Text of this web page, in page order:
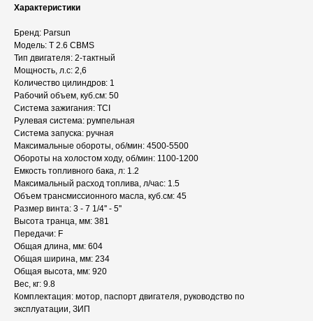
Характеристики
Бренд: Parsun
Модель: T 2.6 CBMS
Тип двигателя: 2-тактный
Мощность, л.с: 2,6
Количество цилиндров: 1
Рабочий объем, куб.см: 50
Система зажигания: TCI
Рулевая система: румпельная
Система запуска: ручная
Максимальные обороты, об/мин: 4500-5500
Обороты на холостом ходу, об/мин: 1100-1200
Емкость топливного бака, л: 1.2
Максимальный расход топлива, л/час: 1.5
Объем трансмиссионного масла, куб.см: 45
Размер винта: 3 - 7 1/4'' - 5''
Высота транца, мм: 381
Передачи: F
Общая длина, мм: 604
Общая ширина, мм: 234
Общая высота, мм: 920
Вес, кг: 9.8
Комплектация: мотор, паспорт двигателя, руководство по
эксплуатации, ЗИП